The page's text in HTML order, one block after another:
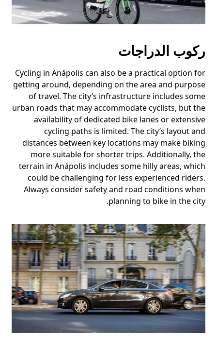
ركوب الدراجات
Cycling in Anápolis can also be a practical option for
getting around, depending on the area and purpose
of travel. The city’s infrastructure includes some
urban roads that may accommodate cyclists, but the
availability of dedicated bike lanes or extensive
cycling paths is limited. The city’s layout and
distances between key locations may make biking
more suitable for shorter trips. Additionally, the
terrain in Anápolis includes some hilly areas, which
could be challenging for less experienced riders.
Always consider safety and road conditions when
planning to bike in the city.